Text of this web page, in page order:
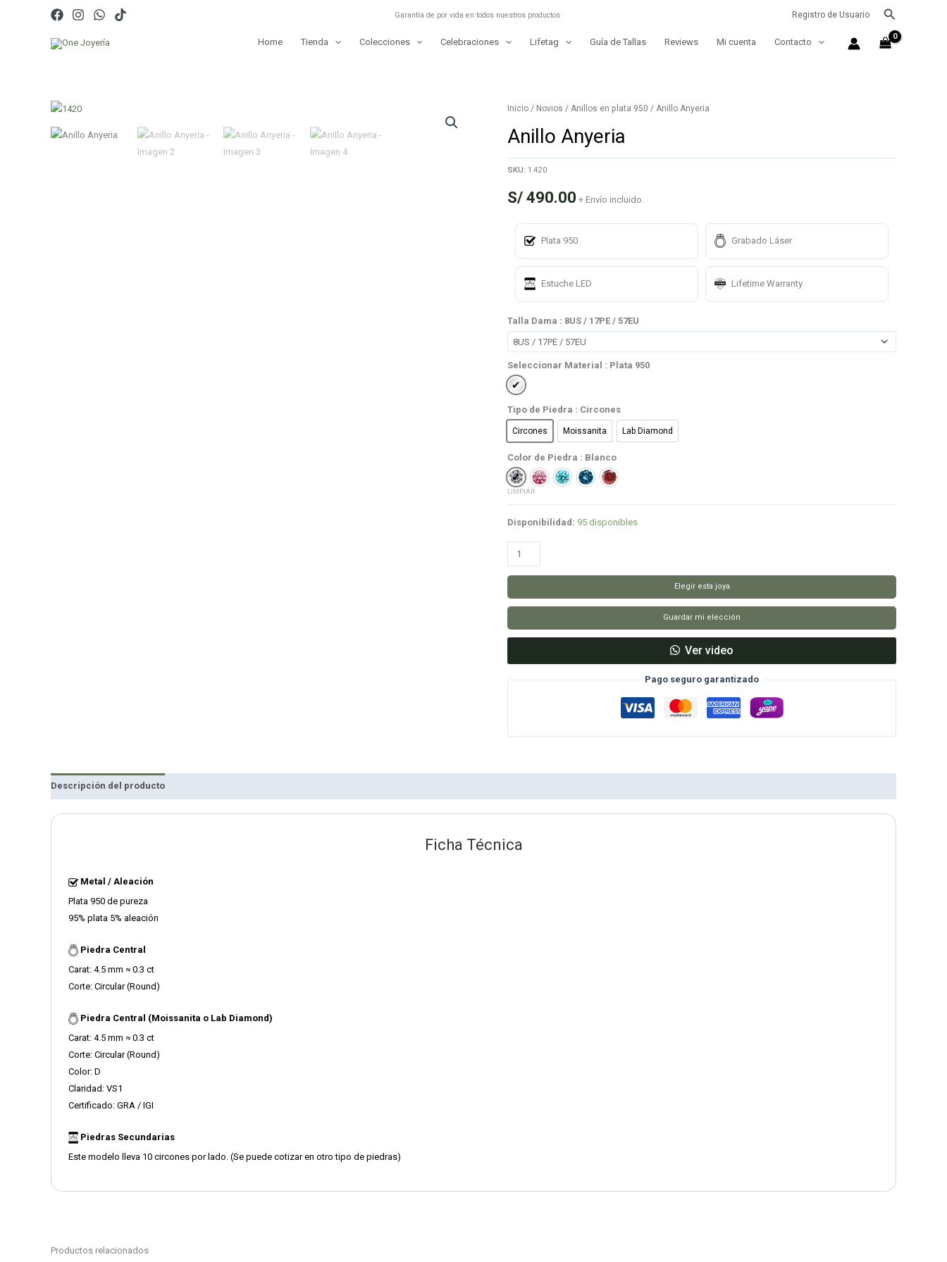
Garantía de por vida en todos nuestros productos Registro de Usuario Buscar
Home Tienda Colecciones Celebraciones Lifetag Guía de Tallas Reviews Mi cuenta Contacto
Inicio / Novios / Anillos en plata 950 / Anillo Anyeria
Anillo Anyeria
SKU: 1420
S/ 490.00 + Envío incluido.
Plata 950 Grabado Láser
Estuche LED Lifetime Warranty
Talla Dama : 8US / 17PE / 57EU
Seleccionar Material : Plata 950
Plata 950
Tipo de Piedra : Circones
Circones
Circones
Moissanita
Moissanita
Lab Diamond
Lab Diamond
Color de Piedra : Blanco
BlancoRosadoCelesteAzul Rojo
LIMPIAR
Disponibilidad: 95 disponibles
Anillo
Anyeria
Elegir esta joya
Guardar mi elección
Ver video
Pago seguro garantizado
Descripción del producto
Ficha Técnica
Metal / Aleación
Plata 950 de pureza
95% plata 5% aleación
Piedra Central
Carat: 4.5 mm ≈ 0.3 ct
Corte: Circular (Round)
Piedra Central (Moissanita o Lab Diamond)
Carat: 4.5 mm ≈ 0.3 ct
Corte: Circular (Round)
Color: D
Claridad: VS1
Certificado: GRA / IGI
Piedras Secundarias
Este modelo lleva 10 circones por lado. (Se puede cotizar en otro tipo de piedras)
Productos relacionados